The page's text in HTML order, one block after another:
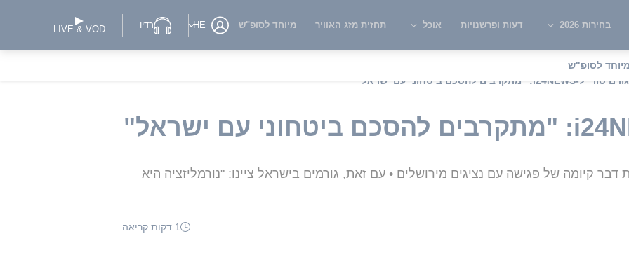
בחירות 2026 דעות ופרשנויות אוכל תחזית מזג האוויר מיוחד לסופ"ש HE רדיו LIVE & VOD
מיוחד לסופ"ש
גורם סורי ל-i24NEWS: "מתקרבים להסכם ביטחוני עם ישראל"
קיומה של פגישה עם נציגים מירושלים • עם זאת, גורמים בישראל ציינו: "נורמליזציה היא
1 דקות קריאה